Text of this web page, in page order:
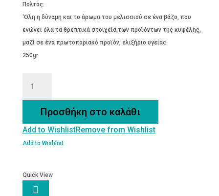
Πολτός.
‘Ολη η δύναμη και το άρωμα του μελισσιού σε ένα βάζο, που
ενώνει όλα τα θρεπτικά στοιχεία των προϊόντων της κυψέλης,
μαζί σε ένα πρωτοποριακό προϊόν, ελιξήριο υγείας.
250gr
ποσότηταΠροσθήκη στο καλάθι
Add to WishlistRemove from Wishlist
Add to Wishlist
Quick View
